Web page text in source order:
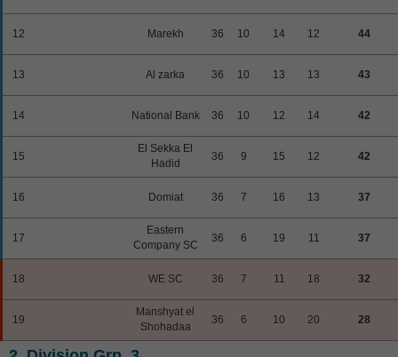
12 Marekh 36 10 14 12 44
13 Al zarka 36 10 13 13 43
14 National Bank 36 10 12 14 42
15
El Sekka El
Hadid
36 9 15 12 42
16 Domiat 36 7 16 13 37
17
Eastern
Company SC
36 6 19 11 37
18 WE SC 36 7 11 18 32
19
Manshyat el
Shohadaa
36 6 10 20 28